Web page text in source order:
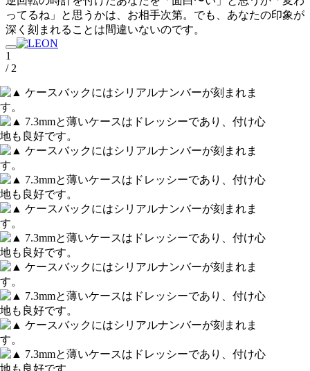
ってるね」と思うかは、お相手次第。でも、あなたの印象が
深く刻まれることは間違いないのです。
1
/ 2